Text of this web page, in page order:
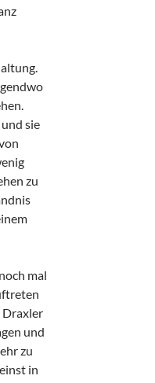
sie
zu
mal
Draxler
und
zu
in